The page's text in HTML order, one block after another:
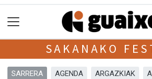
SAKANAKO
SARRERA AGENDA ARGAZKIAK